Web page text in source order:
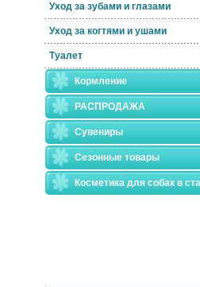
Уход за зубами и глазами
Уход за когтями и ушами
Туалет
Кормление
РАСПРОДАЖА
Сувениры
Сезонные товары
Косметика для собак в